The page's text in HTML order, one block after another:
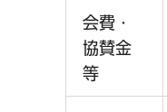
会費・
協賛金
等